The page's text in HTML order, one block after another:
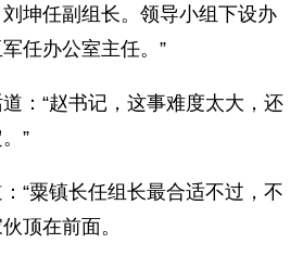
坤任副组长。领导小组下设办
任办公室主任。”
“赵书记，这事难度太大，还
”
粟镇长任组长最合适不过，不
顶在前面。